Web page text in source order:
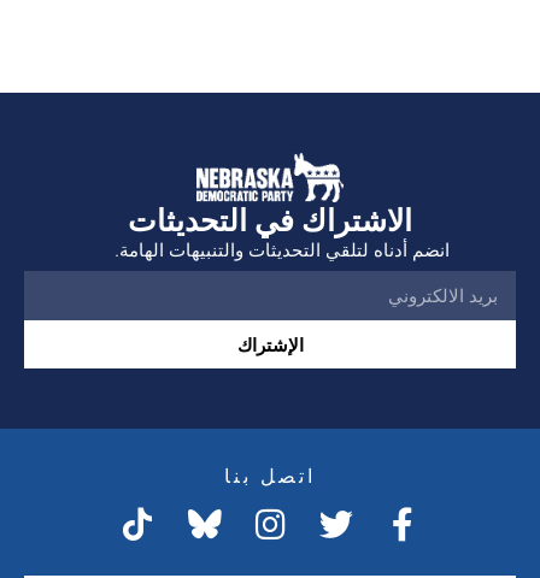
الاشتراك في التحديثات
انضم أدناه لتلقي التحديثات والتنبيهات الهامة.
الإشتراك
اتصل بنا